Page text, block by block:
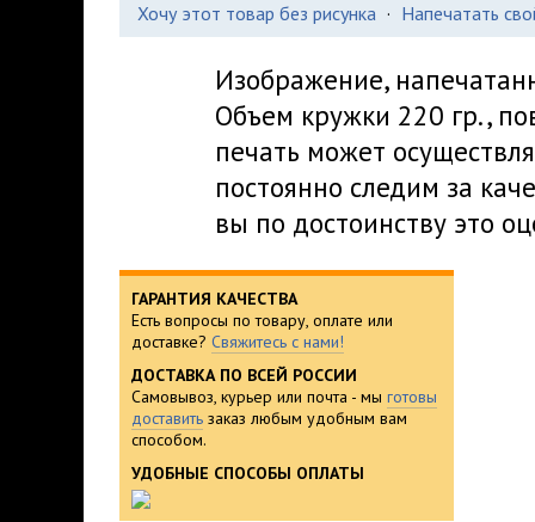
Хочу этот товар без рисунка · Напечатать
Изображение,
Объем кружки 220 гр.,
печать может
постоянно следим за
вы по достоинству это
ГАРАНТИЯ КАЧЕСТВА
Есть вопросы по товару, оплате или
доставке? Свяжитесь с нами!
ДОСТАВКА ПО ВСЕЙ РОССИИ
Самовывоз, курьер или почта - мы готовы
доставить заказ любым удобным вам
способом.
УДОБНЫЕ СПОСОБЫ ОПЛАТЫ